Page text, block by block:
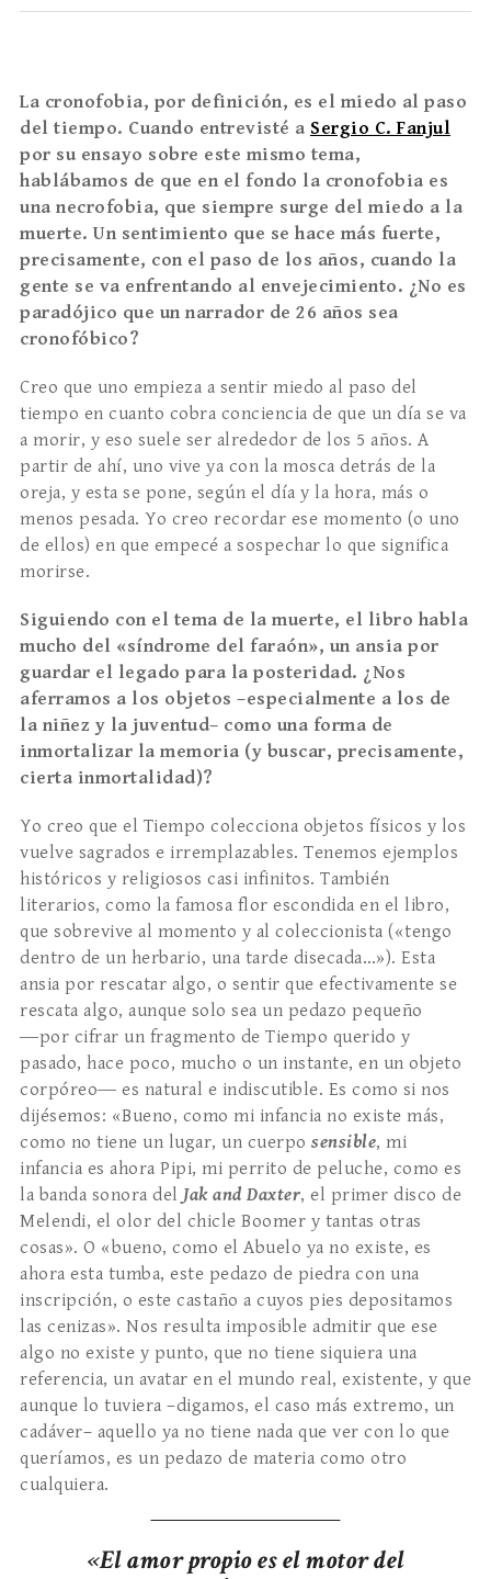
La cronofobia, por definición, es el miedo al paso
del tiempo. Cuando entrevisté a Sergio C. Fanjul
por su ensayo sobre este mismo tema,
hablábamos de que en el fondo la cronofobia es
una necrofobia, que siempre surge del miedo a la
muerte. Un sentimiento que se hace más fuerte,
precisamente, con el paso de los años, cuando la
gente se va enfrentando al envejecimiento. ¿No es
paradójico que un narrador de 26 años sea
cronofóbico?
Creo que uno empieza a sentir miedo al paso del
tiempo en cuanto cobra conciencia de que un día se va
a morir, y eso suele ser alrededor de los 5 años. A
partir de ahí, uno vive ya con la mosca detrás de la
oreja, y esta se pone, según el día y la hora, más o
menos pesada. Yo creo recordar ese momento (o uno
de ellos) en que empecé a sospechar lo que significa
morirse.
Siguiendo con el tema de la muerte, el libro habla
mucho del «síndrome del faraón», un ansia por
guardar el legado para la posteridad. ¿Nos
aferramos a los objetos –especialmente a los de
la niñez y la juventud– como una forma de
inmortalizar la memoria (y buscar, precisamente,
cierta inmortalidad)?
Yo creo que el Tiempo colec­ciona objetos físicos y los
vuelve sagrados e irrempla­zables. Tenemos ejemplos
históricos y religiosos casi infinitos. También
literarios, como la famosa flor escondida en el libro,
que sobrevive al momen­to y al coleccionista («tengo
dentro de un herbario, una tarde disecada…»). Esta
ansia por res­catar algo, o sentir que efectivamente se
rescata algo, aunque solo sea un pedazo pequeño
―por cifrar un fragmento de Tiempo querido y
pasado, hace poco, mucho o un instante, en un objeto
corpóreo― es natural e indiscutible. Es como si nos
dijésemos: «Bueno, como mi infancia no existe más,
como no tiene un lugar, un cuerpo sensible, mi
infancia es ahora Pipi, mi perrito de peluche, como es
la banda sonora del Jak and Daxter, el primer disco de
Melendi, el olor del chicle Boomer y tantas otras
cosas». O «bueno, como el Abuelo ya no existe, es
ahora esta tumba, este pedazo de piedra con una
inscripción, o este castaño a cuyos pies depositamos
las cenizas». Nos resulta imposible admitir que ese
algo no existe y punto, que no tiene siquiera una
referencia, un avatar en el mundo real, existente, y que
aunque lo tuviera –digamos, el caso más extremo, un
cadáver– aquello ya no tiene nada que ver con lo que
queríamos, es un pedazo de materia como otro
cualquiera.
«El amor propio es el motor del